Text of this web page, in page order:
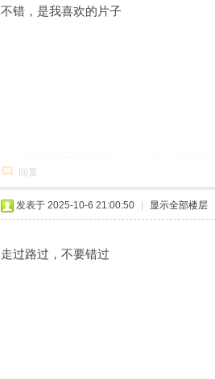
不错，是我喜欢的片子
回复
发表于 2025-10-6 21:00:50 显示全部楼层
走过路过，不要错过